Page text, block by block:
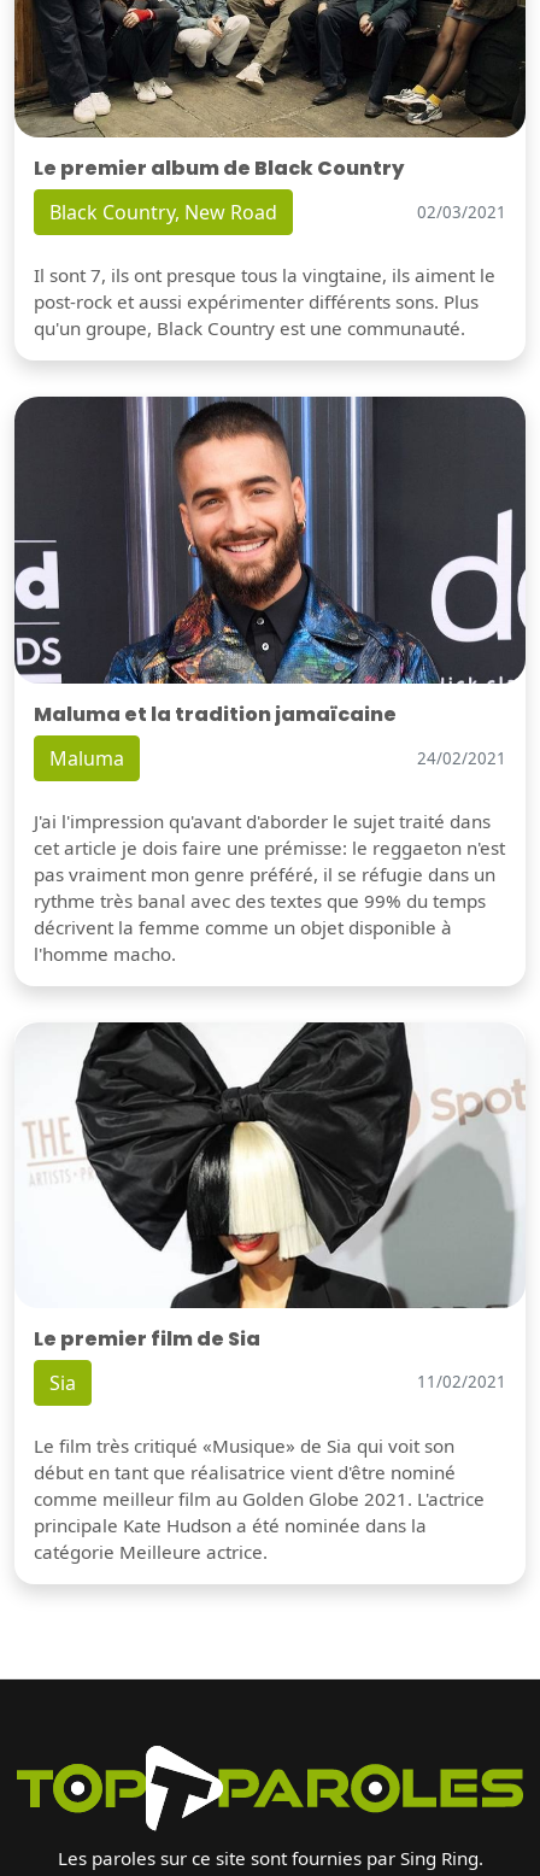
Le premier album de Black Country
Black Country, New Road 02/03/2021
Il sont 7, ils ont presque tous la vingtaine, ils aiment le
post-rock et aussi expérimenter différents sons. Plus
qu'un groupe, Black Country est une communauté.
Maluma et la tradition jamaïcaine
Maluma 24/02/2021
J'ai l'impression qu'avant d'aborder le sujet traité dans
cet article je dois faire une prémisse: le reggaeton n'est
pas vraiment mon genre préféré, il se réfugie dans un
rythme très banal avec des textes que 99% du temps
décrivent la femme comme un objet disponible à
l'homme macho.
Le premier film de Sia
Sia 11/02/2021
Le film très critiqué «Musique» de Sia qui voit son
début en tant que réalisatrice vient d'être nominé
comme meilleur film au Golden Globe 2021. L'actrice
principale Kate Hudson a été nominée dans la
catégorie Meilleure actrice.
Les paroles sur ce site sont fournies par Sing Ring.